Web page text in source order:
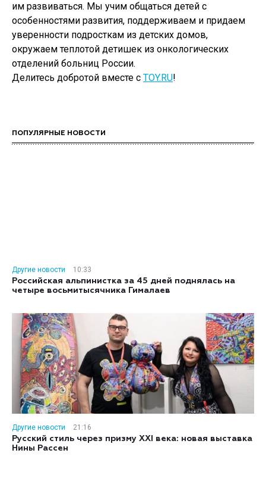
им развиваться. Мы учим общаться детей с
особенностями развития, поддерживаем и придаем
уверенности подросткам из детских домов,
окружаем теплотой детишек из онкологических
отделений больниц России.
Делитесь добротой вместе с TOY.RU!
ПОПУЛЯРНЫЕ НОВОСТИ
Другие новости
10:33
Российская альпинистка за 45 дней поднялась на
четыре восьмитысячника Гималаев
Другие новости
21:16
Русский стиль через призму XXI века: новая выставка
Нины Рассен